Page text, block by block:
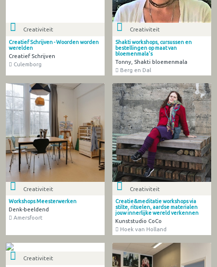
Creativiteit
Creatief Schrijven - Woorden worden
werelden
Creatief Schrijven
Culemborg
Creativiteit
Shakti workshops, cursussen en
bestellingen op maat van
bloemenmala's
Tonny, Shakti bloemenmala
Berg en Dal
Creativiteit
Workshops Meesterwerken
Denk-beeldend
Amersfoort
Creativiteit
Creatie&meditatie workshops via
stilte, rituelen, aardse materialen
jouw innerlijke wereld verkennen
Kunststudio CoCo
Hoek van Holland
Creativiteit